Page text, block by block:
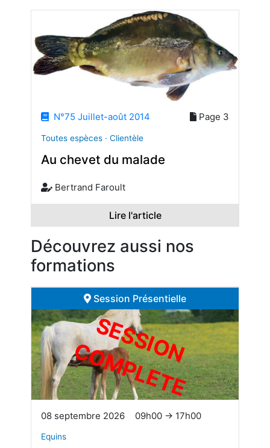
N°75 Juillet-août 2014 Page 3
Toutes espèces · Clientèle
Au chevet du malade
Bertrand Faroult
Lire l'article
Découvrez aussi nos
formations
Session Présentielle
S
E
S
S
I
O
N C
O
M
P
L
E
T
E
08 septembre 2026 09h00 → 17h00
Equins